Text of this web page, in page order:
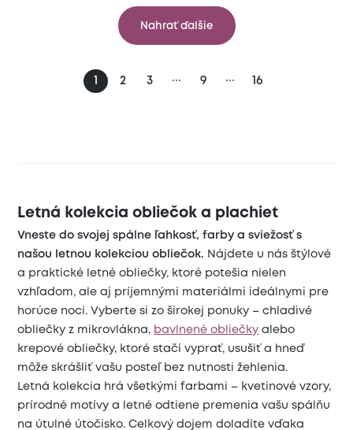
Nahrať ďalšie
1 2 3 ... 9 ... 16
Letná kolekcia obliečok a plachiet
Vneste do svojej spálne ľahkosť, farby a sviežosť s
našou letnou kolekciou obliečok. Nájdete u nás štýlové
a praktické letné obliečky, ktoré potešia nielen
vzhľadom, ale aj príjemnými materiálmi ideálnymi pre
horúce noci. Vyberte si zo širokej ponuky – chladivé
obliečky z mikrovlákna, bavlnené obliečky alebo
krepové obliečky, ktoré stačí vyprať, usušiť a hneď
môže skrášliť vašu posteľ bez nutnosti žehlenia.
Letná kolekcia hrá všetkými farbami – kvetinové vzory,
prírodné motívy a letné odtiene premenia vašu spálňu
na útulné útočisko. Celkový dojem doladíte vďaka